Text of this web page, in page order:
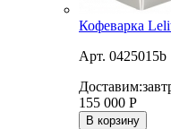
Кофеварка
Арт. 0425015b
Доставим:
155 000 Р
В корзину